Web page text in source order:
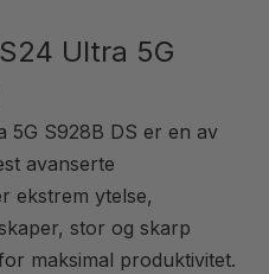
Ultra 5G
5G S928B DS er en av
avanserte
ekstrem ytelse,
stor og skarp
maksimal produktivitet.